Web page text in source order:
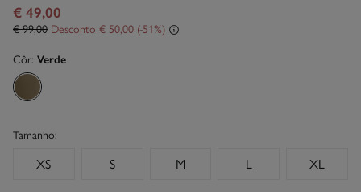
€ 49,00
€ 99,00 Desconto € 50,00 51
Côr: Verde
Tamanho:
XS S M L XL